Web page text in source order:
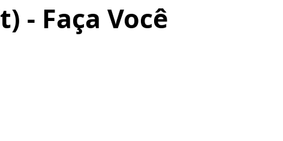
- Faça Você